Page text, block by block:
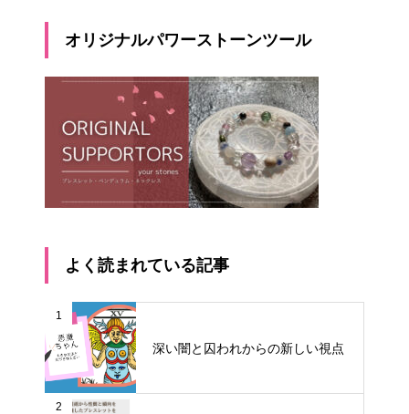
オリジナルパワーストーンツール
よく読まれている記事
1
深い闇と囚われからの新しい視点
2